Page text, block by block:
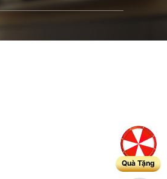
Quà Tặng